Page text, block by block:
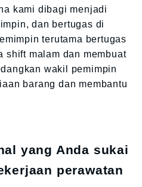
kami dibagi menjadi
dan bertugas di
terutama bertugas
shift malam dan membuat
wakil pemimpin
barang dan membantu
yang Anda sukai
perawatan